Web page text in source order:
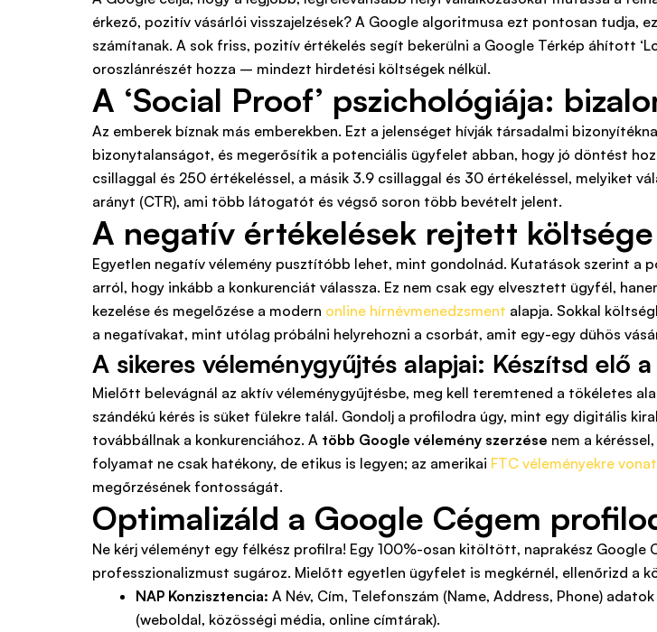
érkező, pozitív vásárlói visszajelzések? A Google algoritmusa ezt pontosan tudja,
számítanak. A sok friss, pozitív értékelés segít bekerülni a Google Térkép áhított
oroszlánrészét hozza – mindezt hirdetési költségek nélkül.
A ‘Social Proof’ pszichológiája:
Az emberek bíznak más emberekben. Ezt a jelenséget hívják társadalmi
bizonytalanságot, és megerősítik a potenciális ügyfelet abban, hogy jó döntést
csillaggal és 250 értékeléssel, a másik 3.9 csillaggal és 30 értékeléssel, melyiket
arányt (CTR), ami több látogatót és végső soron több bevételt jelent.
A negatív értékelések rejtett költsége
Egyetlen negatív vélemény pusztítóbb lehet, mint gondolnád. Kutatások szerint
arról, hogy inkább a konkurenciát válassza. Ez nem csak egy elvesztett ügyfél,
kezelése és megelőzése a modern online hírnévmenedzsment alapja. Sokkal
a negatívakat, mint utólag próbálni helyrehozni a csorbát, amit egy-egy dühös
A sikeres véleménygyűjtés alapjai: Készítsd elő
Mielőtt belevágnál az aktív véleménygyűjtésbe, meg kell teremtened a tökéletes
szándékú kérés is süket fülekre talál. Gondolj a profilodra úgy, mint egy digitális
továbbállnak a konkurenciához. A több Google vélemény szerzése nem a
folyamat ne csak hatékony, de etikus is legyen; az amerikai FTC véleményekre
megőrzésének fontosságát.
Optimalizáld a Google Cégem
Ne kérj véleményt egy félkész profilra! Egy 100%-osan kitöltött, naprakész Google
professzionalizmust sugároz. Mielőtt egyetlen ügyfelet is megkérnél, ellenőrizd a
NAP Konzisztencia: A Név, Cím, Telefonszám (Name, Address, Phone)
(weboldal, közösségi média, online címtárak).